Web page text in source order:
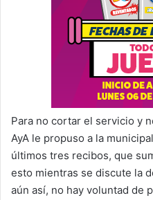
Para no cortar el servicio y
AyA le propuso a la
últimos tres recibos, que
esto mientras se discute la
aún así, no hay voluntad de